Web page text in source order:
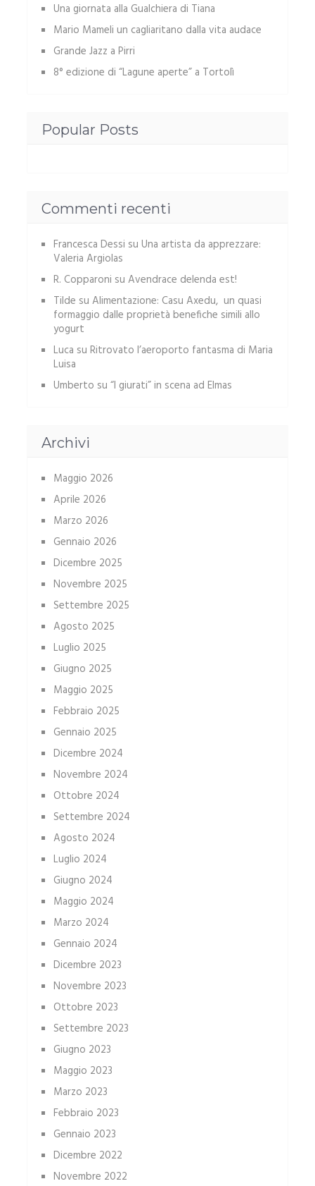
Una giornata alla Gualchiera di Tiana
Mario Mameli un cagliaritano dalla vita audace
Grande Jazz a Pirri
8° edizione di “Lagune aperte” a Tortolì
Popular Posts
Commenti recenti
Francesca Dessi su Una artista da apprezzare:
Valeria Argiolas
R. Copparoni su Avendrace delenda est!
Tilde su Alimentazione: Casu Axedu, un quasi
formaggio dalle proprietà benefiche simili allo
yogurt
Luca su Ritrovato l’aeroporto fantasma di Maria
Luisa
Umberto su “I giurati” in scena ad Elmas
Archivi
Maggio 2026
Aprile 2026
Marzo 2026
Gennaio 2026
Dicembre 2025
Novembre 2025
Settembre 2025
Agosto 2025
Luglio 2025
Giugno 2025
Maggio 2025
Febbraio 2025
Gennaio 2025
Dicembre 2024
Novembre 2024
Ottobre 2024
Settembre 2024
Agosto 2024
Luglio 2024
Giugno 2024
Maggio 2024
Marzo 2024
Gennaio 2024
Dicembre 2023
Novembre 2023
Ottobre 2023
Settembre 2023
Giugno 2023
Maggio 2023
Marzo 2023
Febbraio 2023
Gennaio 2023
Dicembre 2022
Novembre 2022